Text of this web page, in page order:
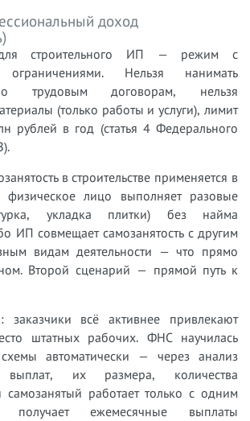
доход
для строительного ИП — режим с
ограничениями. Нельзя нанимать
трудовым договорам, нельзя
(только работы и услуги), лимит
рублей в год (статья 4 Федерального
в строительстве применяется в
физическое лицо выполняет разовые
укладка плитки) без найма
ИП совмещает самозанятость с другим
видам деятельности — что прямо
Второй сценарий — прямой путь к
заказчики всё активнее привлекают
штатных рабочих. ФНС научилась
автоматически — через анализ
выплат, их размера, количества
самозанятый работает только с одним
получает ежемесячные выплаты